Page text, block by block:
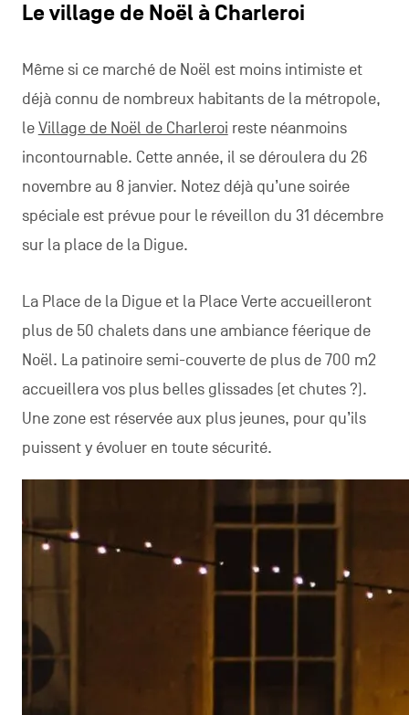
Le village de Noël à Charleroi
Même si ce marché de Noël est moins intimiste et
déjà connu de nombreux habitants de la métropole,
leVillage de Noël de Charleroi reste néanmoins
incontournable. Cette année, il se déroulera du 26
novembre au 8 janvier. Notez déjà qu’une soirée
spéciale est prévue pour le réveillon du 31 décembre
sur la place de la Digue.
La Place de la Digue et la Place Verte accueilleront
plus de 50 chalets dans une ambiance féerique de
Noël. La patinoire semi-couverte de plus de 700 m2
accueillera vos plus belles glissades (et chutes ?).
Une zone est réservée aux plus jeunes, pour qu’ils
puissent y évoluer en toute sécurité.